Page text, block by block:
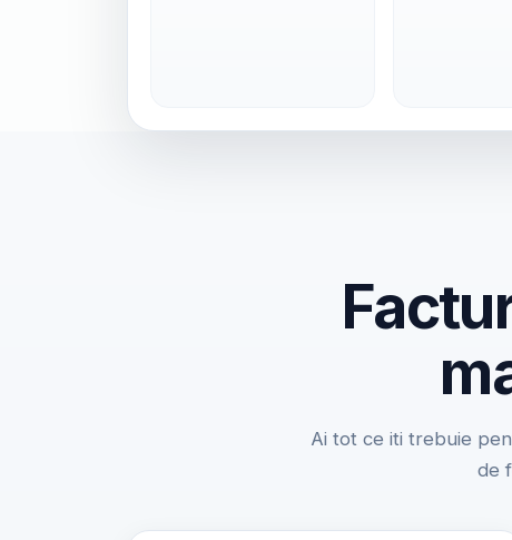
Ai tot ce iti trebuie
de